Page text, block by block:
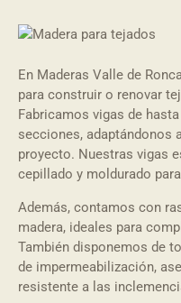
En Maderas Valle de
para construir o renovar
Fabricamos vigas de
secciones, adaptándonos
proyecto. Nuestras vigas
cepillado y moldurado
Además, contamos con
madera, ideales para
También disponemos de
de impermeabilización,
resistente a las